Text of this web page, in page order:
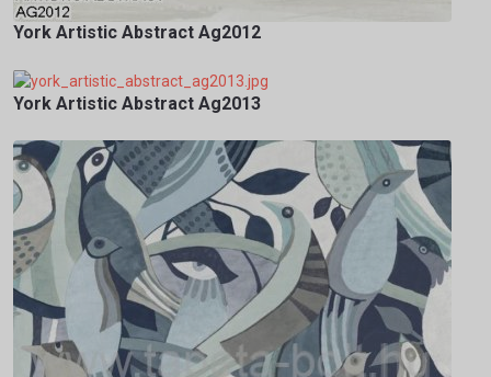
York Artistic Abstract Ag2012
York Artistic Abstract Ag2013